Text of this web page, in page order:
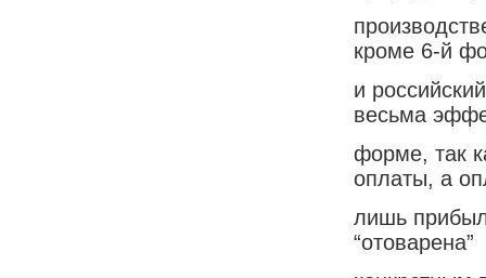
кроме 6-й
и
весьма
форме, так
оплаты, а
лишь
“отоварена”